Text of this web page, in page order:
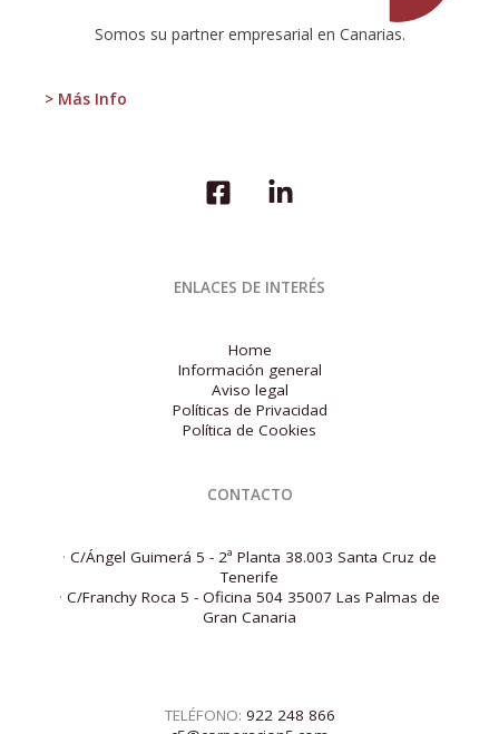
Somos su partner empresarial en Canarias.
> Más Info
ENLACES DE INTERÉS
Home
Información general
Aviso legal
Políticas de Privacidad
Política de Cookies
CONTACTO
· C/Ángel Guimerá 5 - 2ª Planta 38.003 Santa Cruz de
Tenerife
· C/Franchy Roca 5 - Oficina 504 35007 Las Palmas de
Gran Canaria
TELÉFONO: 922 248 866